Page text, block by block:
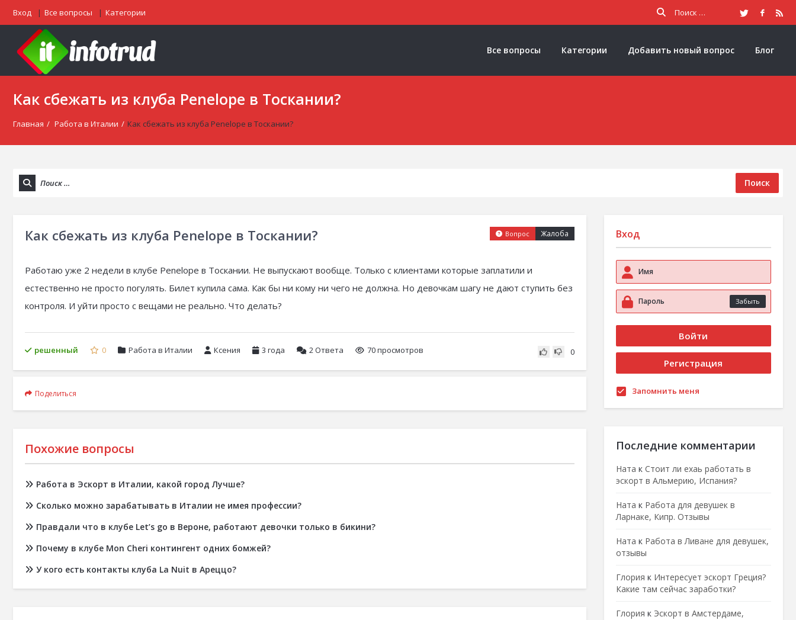
Вход Все вопросы Категории
Все вопросы Категории Добавить новый вопрос Блог
Как сбежать из клуба Penelope в Тоскании?
Главная / Работа в Италии / Как сбежать из клуба Penelope в Тоскании?
Поиск
Как сбежать из клуба Penelope в Тоскании? Жалоба
Вопрос
Работаю уже 2 недели в клубе Penelope в Тоскании. Не выпускают вообще. Только с клиентами которые заплатили и
естественно не просто погулять. Билет купила сама. Как бы ни кому ни чего не должна. Но девочкам шагу не дают ступить без
контроля. И уйти просто с вещами не реально. Что делать?
решенный 0 Работа в Италии Ксения 3 года 2Ответа 70 просмотров 0
Поделиться
Похожие вопросы
Работа в Эскорт в Италии, какой город Лучше?
Сколько можно зарабатывать в Италии не имея профессии?
Правдали что в клубе Let’s go в Вероне, работают девочки только в бикини?
Почему в клубе Mon Cheri контингент одних бомжей?
У кого есть контакты клуба La Nuit в Ареццо?
Вход
Забыть
Запомнить меня
Последние комментарии
Ната к Стоит ли ехаь работать в
эскорт в Альмерию, Испания?
Ната к Работа для девушек в
Ларнаке, Кипр. Отзывы
Ната к Работа в Ливане для девушек,
отзывы
Глория к Интересует эскорт Греция?
Какие там сейчас заработки?
Глория к Эскорт в Амстердаме,